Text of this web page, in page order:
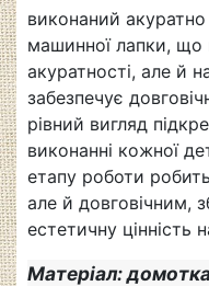
виконаний
машинної лапки, що
акуратності, але й
забезпечує
рівний вигляд
виконанні кожної
етапу роботи
але й довговічним,
естетичну цінність
Матеріал: